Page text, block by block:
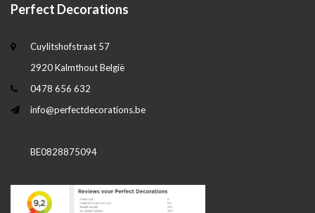
Perfect Decorations
Cuylitshofstraat 57
2920 Kalmthout België
0478 656 632
info@perfectdecorations.be
BE0828875094